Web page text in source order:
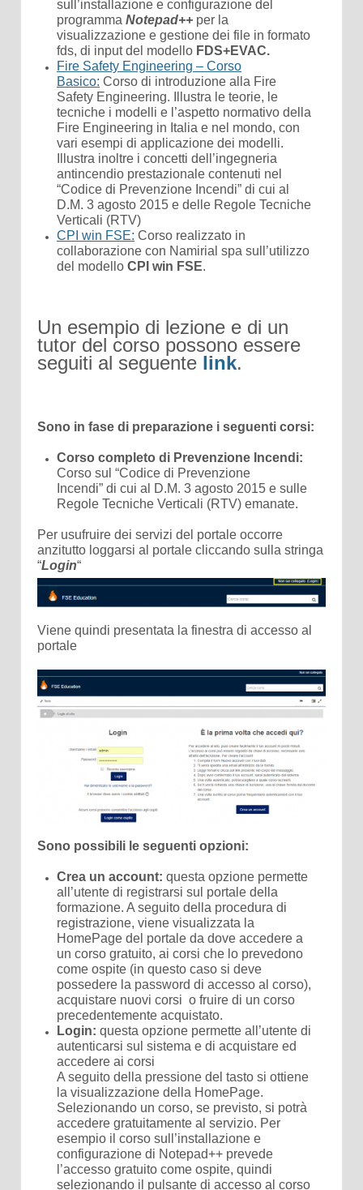
sull’installazione e configurazione del
programma Notepad++ per la
visualizzazione e gestione dei file in formato
fds, di input del modello FDS+EVAC.
Fire Safety Engineering – Corso
Basico: Corso di introduzione alla Fire
Safety Engineering. Illustra le teorie, le
tecniche i modelli e l’aspetto normativo della
Fire Engineering in Italia e nel mondo, con
vari esempi di applicazione dei modelli.
Illustra inoltre i concetti dell’ingegneria
antincendio prestazionale contenuti nel
“Codice di Prevenzione Incendi” di cui al
D.M. 3 agosto 2015 e delle Regole Tecniche
Verticali (RTV)
CPI win FSE: Corso realizzato in
collaborazione con Namirial spa sull’utilizzo
del modello CPI win FSE.
Un esempio di lezione e di un
tutor del corso possono essere
seguiti al seguente link.
Sono in fase di preparazione i seguenti corsi:
Corso completo di Prevenzione Incendi:
Corso sul “Codice di Prevenzione
Incendi” di cui al D.M. 3 agosto 2015 e sulle
Regole Tecniche Verticali (RTV) emanate.
Per usufruire dei servizi del portale occorre
anzitutto loggarsi al portale cliccando sulla stringa
“Login“
Viene quindi presentata la finestra di accesso al
portale
Sono possibili le seguenti opzioni:
Crea un account: questa opzione permette
all’utente di registrarsi sul portale della
formazione. A seguito della procedura di
registrazione, viene visualizzata la
HomePage del portale da dove accedere a
un corso gratuito, ai corsi che lo prevedono
come ospite (in questo caso si deve
possedere la password di accesso al corso),
acquistare nuovi corsi o fruire di un corso
precedentemente acquistato.
Login: questa opzione permette all’utente di
autenticarsi sul sistema e di acquistare ed
accedere ai corsi
A seguito della pressione del tasto si ottiene
la visualizzazione della HomePage.
Selezionando un corso, se previsto, si potrà
accedere gratuitamente al servizio. Per
esempio il corso sull’installazione e
configurazione di Notepad++ prevede
l’accesso gratuito come ospite, quindi
selezionando il pulsante di accesso al corso